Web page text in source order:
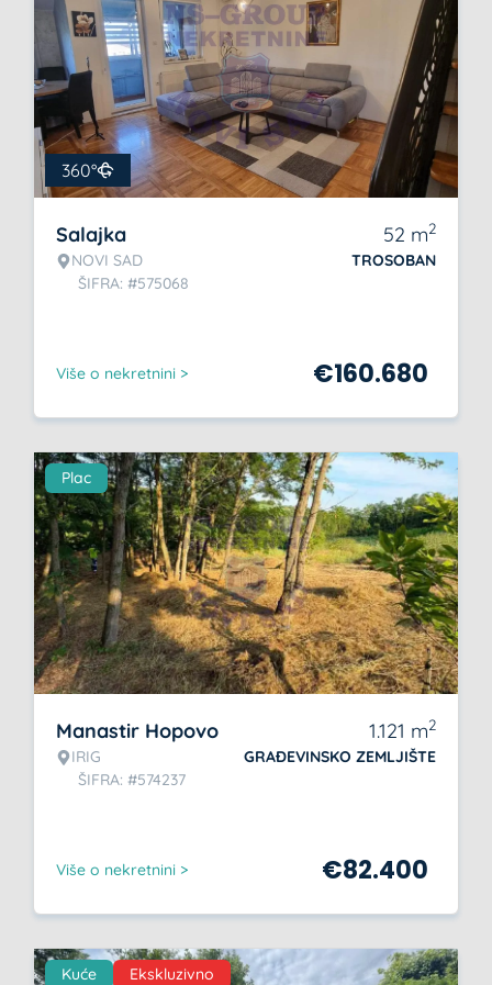
360°
Salajka
NOVI SAD
ŠIFRA: #575068
52 m2
TROSOBAN
Više o nekretnini > €160.680
Plac
Manastir Hopovo
IRIG
ŠIFRA: #574237
1.121 m2
GRAĐEVINSKO ZEMLJIŠTE
Više o nekretnini > €82.400
Kuće Ekskluzivno